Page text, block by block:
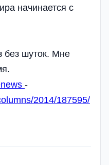
начинается с
без шуток. Мне
-
2014/187595/